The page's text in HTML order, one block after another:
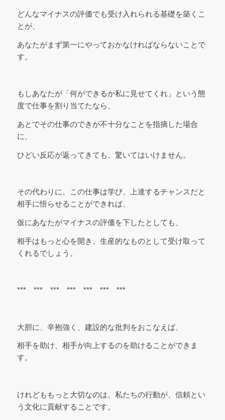
どんなマイナスの評価でも受け入れられる基礎を築くこ
とが、
あなたがまず第一にやっておかなければならないことで
す。
もしあなたが「何ができるか私に見せてくれ」という態
度で仕事を割り当てたなら、
あとでその仕事のできが不十分なことを指摘した場合
に、
ひどい反応が返ってきても、驚いてはいけません。
その代わりに、この仕事は学び、上達するチャンスだと
相手に悟らせることができれば、
仮にあなたがマイナスの評価を下したとしても、
相手はもっと心を開き、生産的なものとして受け取って
くれるでしょう。
*** *** *** *** *** *** ***
大胆に、辛抱強く、建設的な批判をおこなえば、
相手を助け、相手が向上するのを助けることができま
す。
けれどももっと大切なのは、私たちの行動が、信頼とい
う文化に貢献することです。